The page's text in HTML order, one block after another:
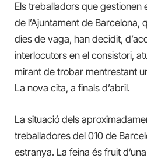
Els treballadors que gestionen
de l’Ajuntament de Barcelona,
dies de vaga, han decidit,
interlocutors en el consistori,
mirant de trobar mentrestant
La nova cita, a finals d’abril.
La situació dels
treballadores del 010 de
estranya. La feina és fruit